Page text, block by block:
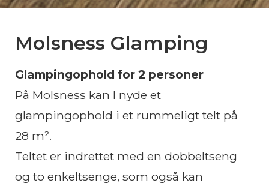
Molsness Glamping
Glampingophold for 2 personer
På Molsness kan I nyde et
glampingophold i et rummeligt telt på
28 m².
Teltet er indrettet med en dobbeltseng
og to enkeltsenge, som også kan